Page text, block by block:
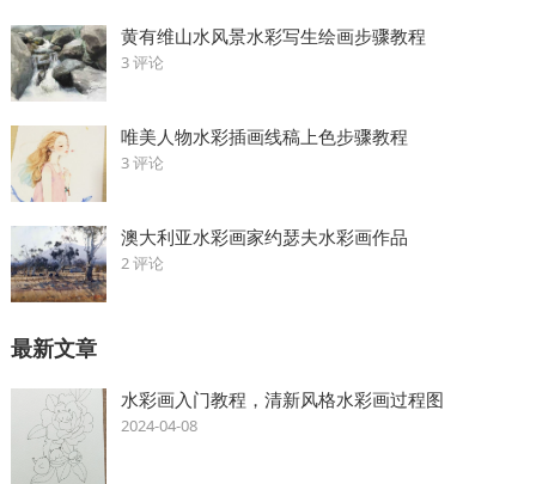
黄有维山水风景水彩写生绘画步骤教程
3 评论
唯美人物水彩插画线稿上色步骤教程
3 评论
澳大利亚水彩画家约瑟夫水彩画作品
2 评论
最新文章
水彩画入门教程，清新风格水彩画过程图
2024-04-08